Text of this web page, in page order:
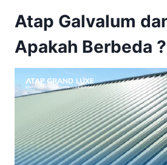
Atap Galvalum
Apakah Berbeda ?